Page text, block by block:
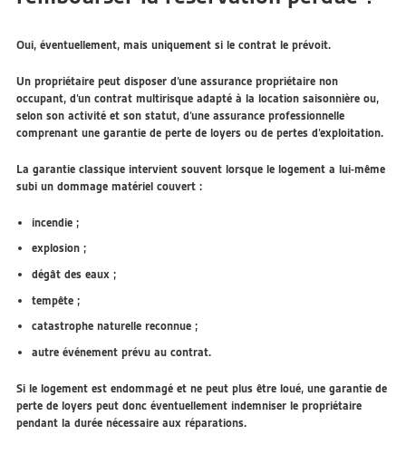
Oui, éventuellement, mais uniquement si le contrat le prévoit.
Un propriétaire peut disposer d’une assurance propriétaire non
occupant, d’un contrat multirisque adapté à la location saisonnière ou,
selon son activité et son statut, d’une assurance professionnelle
comprenant une garantie de perte de loyers ou de pertes d’exploitation.
La garantie classique intervient souvent lorsque le logement a lui-même
subi un dommage matériel couvert :
incendie ;
explosion ;
dégât des eaux ;
tempête ;
catastrophe naturelle reconnue ;
autre événement prévu au contrat.
Si le logement est endommagé et ne peut plus être loué, une garantie de
perte de loyers peut donc éventuellement indemniser le propriétaire
pendant la durée nécessaire aux réparations.